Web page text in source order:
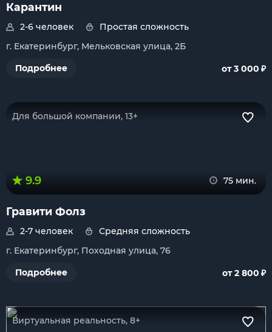
Карантин
2-6 человек
Простая сложность
г. Екатеринбург, Мельковская улица, 2Б
Подробнее
от 3 000 ₽
Для большой компании, 13+
9.9 75 мин.
Гравити Фолз
2-7 человек
Средняя сложность
г. Екатеринбург, Походная улица, 76
Подробнее
от 2 800 ₽
Виртуальная реальность, 8+